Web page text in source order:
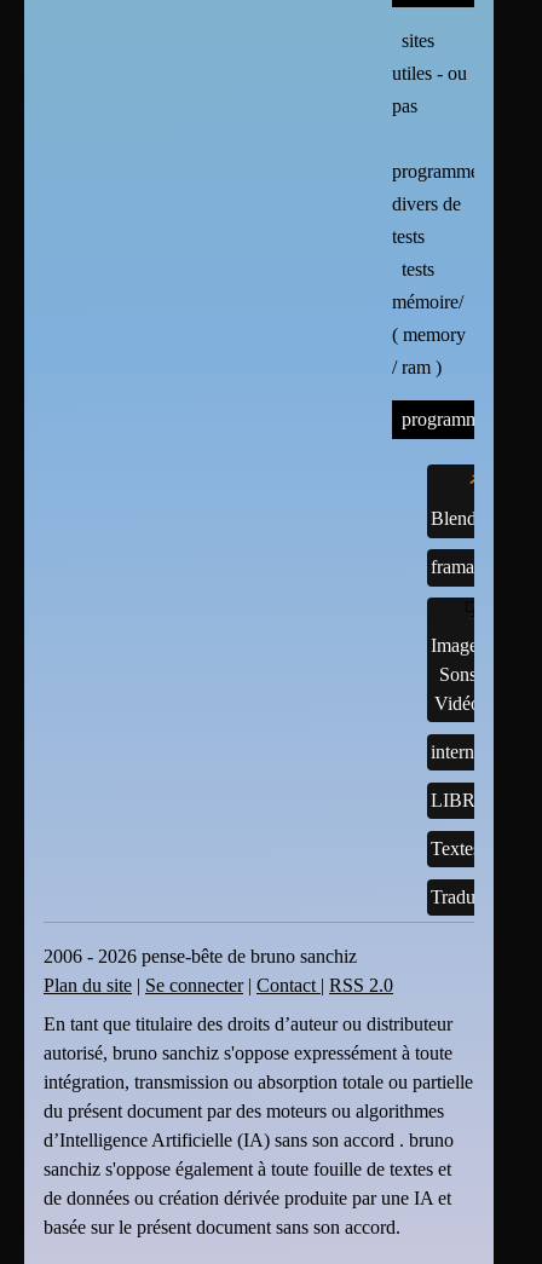
sites
utiles - ou
pas
programmes
divers de
tests
tests
mémoire/
( memory
/ ram )
programmes
Blender
framasoft
Images,
Sons,
Vidéos
internet
Textes
Traductions
2006 - 2026 pense-bête de bruno sanchiz
Plan du site | Se connecter| Contact | RSS 2.0
En tant que titulaire des droits d’auteur ou distributeur
autorisé, bruno sanchiz s'oppose expressément à toute
intégration, transmission ou absorption totale ou partielle
du présent document par des moteurs ou algorithmes
d’Intelligence Artificielle (IA) sans son accord . bruno
sanchiz s'oppose également à toute fouille de textes et
de données ou création dérivée produite par une IA et
basée sur le présent document sans son accord.